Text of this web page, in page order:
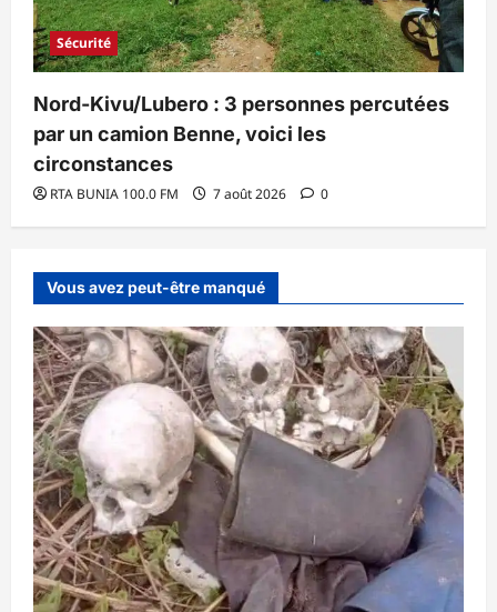
Sécurité
Nord-Kivu/Lubero : 3 personnes percutées
par un camion Benne, voici les
circonstances
RTA BUNIA 100.0 FM 7 août 2026 0
Vous avez peut-être manqué